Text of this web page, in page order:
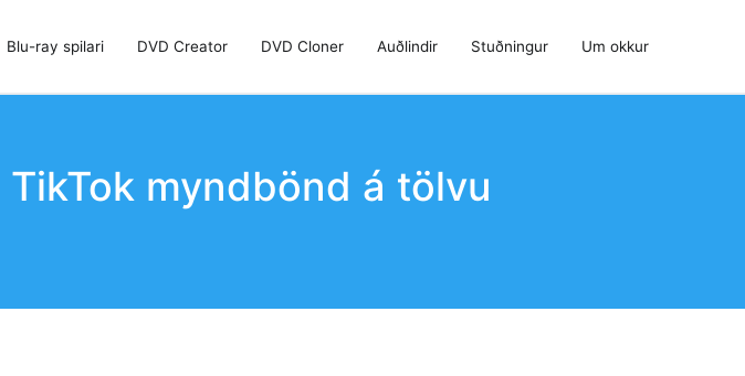
Blu-ray spilari DVD Creator DVD Cloner Auðlindir Stuðningur Um okkur
myndbönd á tölvu